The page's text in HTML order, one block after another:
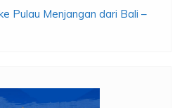
Pulau Menjangan dari Bali –